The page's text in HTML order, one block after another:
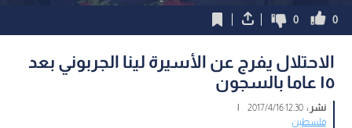
0
0
الاحتلال يفرج عن الأسيرة لينا الجربوني بعد
١٥ عاما بالسجون
نشر :12:30 2017/4/16
|
فلسطين